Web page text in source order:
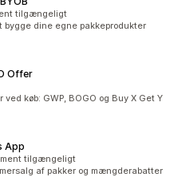
tilgængeligt
bygge dine egne pakkeprodukter
Offer
køb: GWP, BOGO og Buy X Get Y
App
tilgængeligt
af pakker og mængderabatter